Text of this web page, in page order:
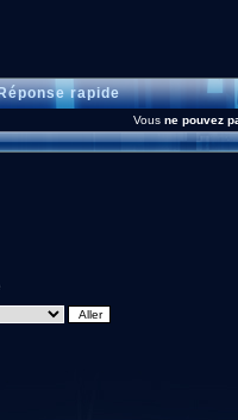
rapide
Vous ne pouvez